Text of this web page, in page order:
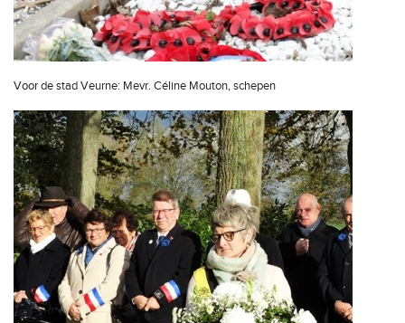
Voor de stad Veurne: Mevr. Céline Mouton, schepen